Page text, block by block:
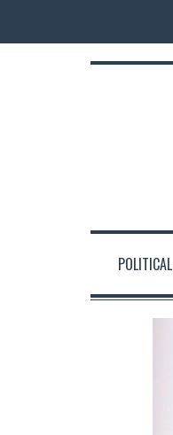
POLITICAL